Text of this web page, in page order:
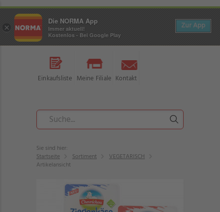
Einkaufsliste Meine Filiale Kontakt
Sie sind hier:
Startseite
Sortiment
VEGETARISCH
Artikelansicht
×
Die NORMA App
Immer aktuell!
Kostenlos - Bei Google Play
Zur App